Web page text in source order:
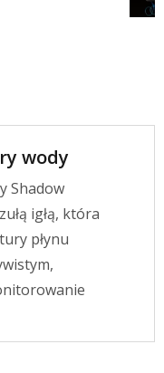
wody
Shadow
igłą, która
płynu